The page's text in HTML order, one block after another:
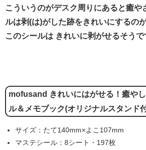
こういうのがデスク周りにあると癒
ルは剥(は)がした跡をきれいにするの
このシールは きれいに剥がせるそうで
mofusand きれいにはがせる！癒や
ル＆メモブック(オリジナルスタンド
サイズ：たて140mm×よこ107mm
マステシール：8シート・197枚